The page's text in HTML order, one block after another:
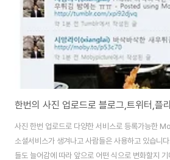
한번의 사진 업로드로 블로그,트위터,플
사진 한번 업로드로 다양한 서비스로 등록가능한
소셜서비스가 생겨나고 사람들은 사용하고 있습니
들도 늘어감에 따라 앞으로 어떤 식으로 변화할지